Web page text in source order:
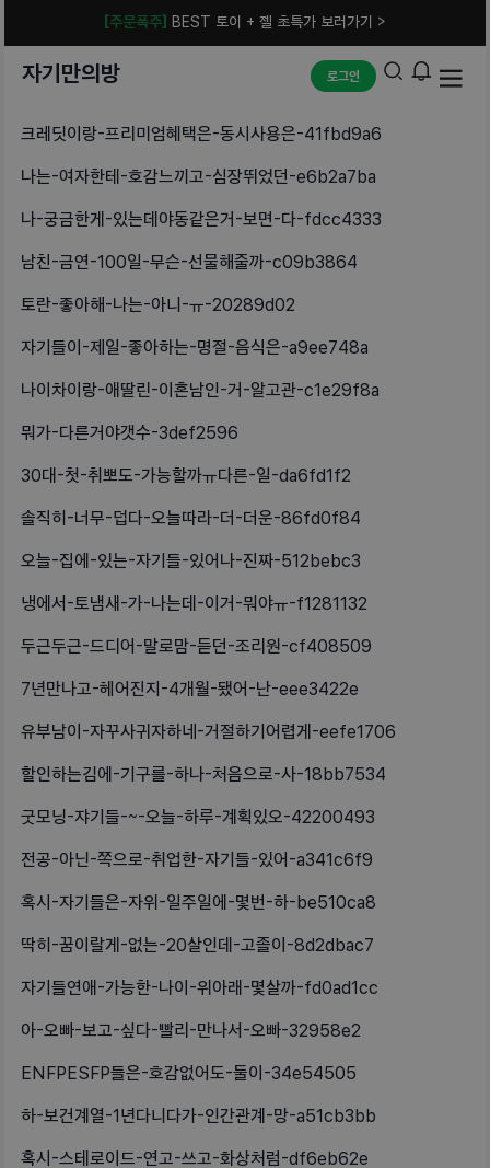
[주문폭주] BEST 토이 + 젤 초특가 보러가기 >
자기만의방 로그인
크레딧이랑-프리미엄혜택은-동시사용은-41fbd9a6
나는-여자한테-호감느끼고-심장뛰었던-e6b2a7ba
나-궁금한게-있는데야동같은거-보면-다-fdcc4333
남친-금연-100일-무슨-선물해줄까-c09b3864
토란-좋아해-나는-아니-ㅠ-20289d02
자기들이-제일-좋아하는-명절-음식은-a9ee748a
나이차이랑-애딸린-이혼남인-거-알고관-c1e29f8a
뭐가-다른거야갯수-3def2596
30대-첫-취뽀도-가능할까ㅠ다른-일-da6fd1f2
솔직히-너무-덥다-오늘따라-더-더운-86fd0f84
오늘-집에-있는-자기들-있어나-진짜-512bebc3
냉에서-토냄새-가-나는데-이거-뭐야ㅠ-f1281132
두근두근-드디어-말로맘-듣던-조리원-cf408509
7년만나고-헤어진지-4개월-됐어-난-eee3422e
유부남이-자꾸사귀자하네-거절하기어렵게-eefe1706
할인하는김에-기구를-하나-처음으로-사-18bb7534
굿모닝-쟈기들-~-오늘-하루-계획있오-42200493
전공-아닌-쪽으로-취업한-자기들-있어-a341c6f9
혹시-자기들은-자위-일주일에-몇번-하-be510ca8
딱히-꿈이랄게-없는-20살인데-고졸이-8d2dbac7
자기들연애-가능한-나이-위아래-몇살까-fd0ad1cc
아-오빠-보고-싶다-빨리-만나서-오빠-32958e2
ENFPESFP들은-호감없어도-둘이-34e54505
하-보건계열-1년다니다가-인간관계-망-a51cb3bb
혹시-스테로이드-연고-쓰고-화상처럼-df6eb62e